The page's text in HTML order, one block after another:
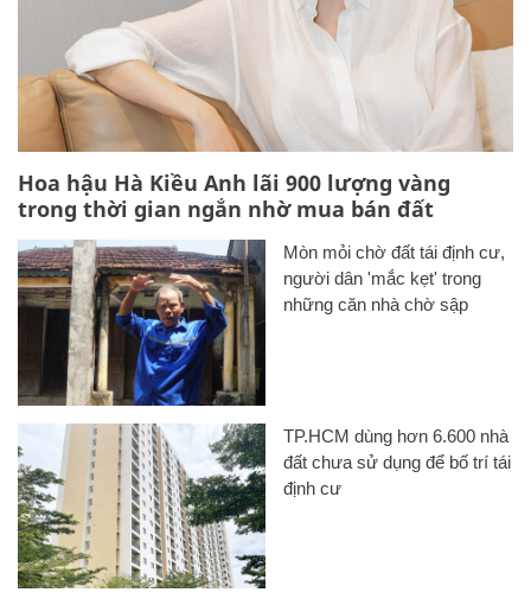
Hoa hậu Hà Kiều Anh lãi 900 lượng vàng
trong thời gian ngắn nhờ mua bán đất
Mòn mỏi chờ đất tái định cư,
người dân 'mắc kẹt' trong
những căn nhà chờ sập
TP.HCM dùng hơn 6.600 nhà
đất chưa sử dụng để bố trí tái
định cư